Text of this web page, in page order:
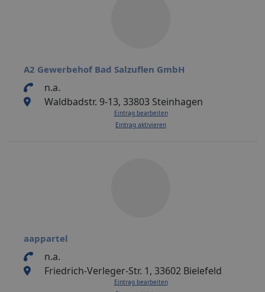
A2 Gewerbehof Bad Salzuflen GmbH
n.a.
Waldbadstr. 9-13, 33803 Steinhagen
Eintrag bearbeiten
Eintrag aktivieren
aappartel
n.a.
Friedrich-Verleger-Str. 1, 33602 Bielefeld
Eintrag bearbeiten